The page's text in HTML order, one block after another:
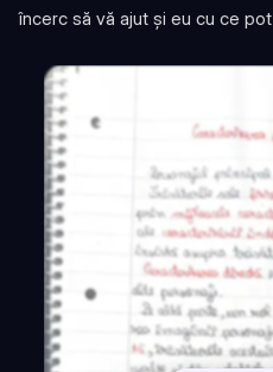
încerc să vă ajut și eu cu ce pot